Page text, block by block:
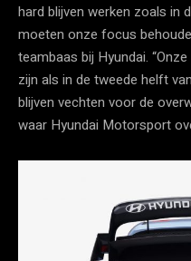
hard blijven werken zoals in
moeten onze focus
teambaas bij Hyundai.
zijn als in de tweede helft
blijven vechten voor de
waar Hyundai Motorsport